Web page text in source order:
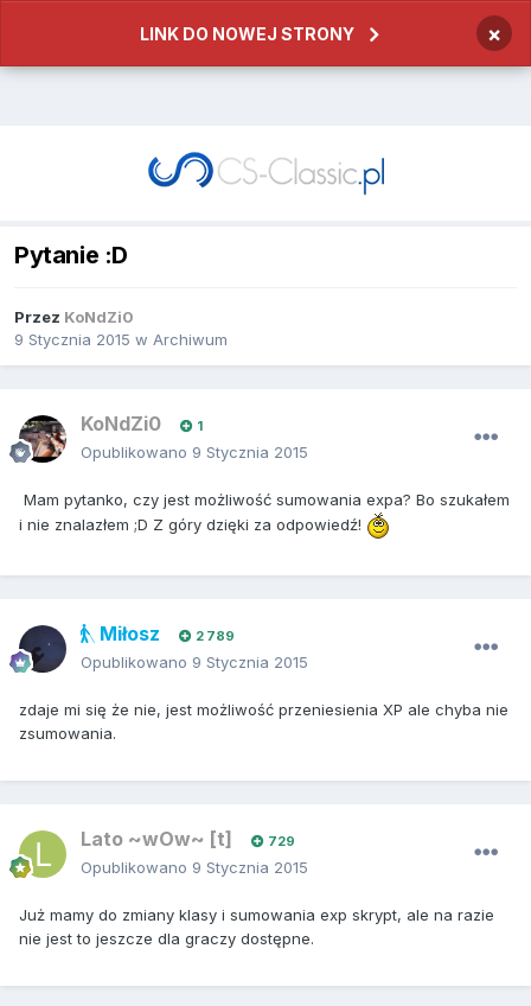
LINK DO NOWEJ STRONY ×
Pytanie :D
Przez KoNdZi0
9 Stycznia 2015 w Archiwum
KoNdZi0 1
Opublikowano 9 Stycznia 2015
Mam pytanko, czy jest możliwość sumowania expa? Bo szukałem
i nie znalazłem ;D Z góry dzięki za odpowiedź!
Miłosz 2 789
Opublikowano 9 Stycznia 2015
zdaje mi się że nie, jest możliwość przeniesienia XP ale chyba nie
zsumowania.
Lato ~wOw~ [t] 729
Opublikowano 9 Stycznia 2015
Już mamy do zmiany klasy i sumowania exp skrypt, ale na razie
nie jest to jeszcze dla graczy dostępne.